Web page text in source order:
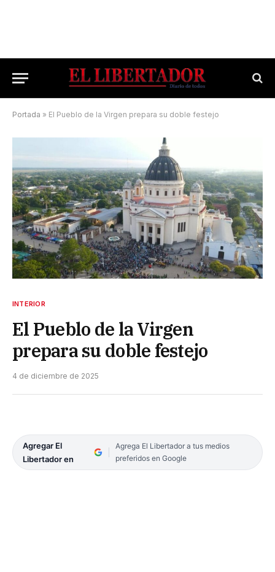
Portada » El Pueblo de la Virgen prepara su doble festejo
INTERIOR
El Pueblo de la Virgen
prepara su doble festejo
4 de diciembre de 2025
Agregar El
Libertador en
Agrega El Libertador a tus medios
preferidos en Google